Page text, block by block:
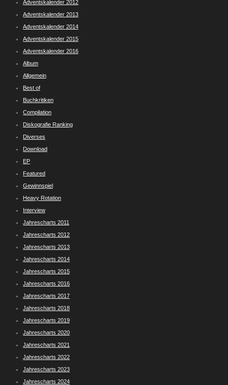
Adventskalender 2012
Adventskalender 2013
Adventskalender 2014
Adventskalender 2015
Adventskalender 2016
Album
Allgemein
Best of
Buchkritiken
Compilation
Diskografie Ranking
Diverses
Download
EP
Featured
Gewinnspiel
Heavy Rotation
Interview
Jahrescharts 2011
Jahrescharts 2012
Jahrescharts 2013
Jahrescharts 2014
Jahrescharts 2015
Jahrescharts 2016
Jahrescharts 2017
Jahrescharts 2018
Jahrescharts 2019
Jahrescharts 2020
Jahrescharts 2021
Jahrescharts 2022
Jahrescharts 2023
Jahrescharts 2024